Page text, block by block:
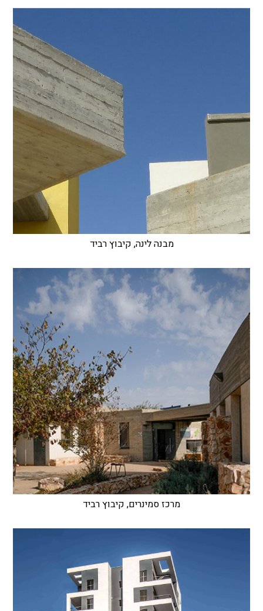
מבנה לינה, קיבוץ רביד
מרכז סמינרים, קיבוץ רביד